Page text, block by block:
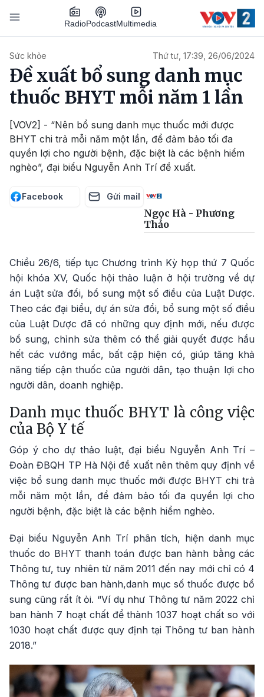
Nhảy đến nội dung
RadioPodcastMultimedia
Sức khỏe Thứ tư, 17:39, 26/06/2024
Đề xuất bổ sung danh mục
thuốc BHYT mỗi năm 1 lần
[VOV2] - “Nên bổ sung danh mục thuốc mới được
BHYT chi trả mỗi năm một lần, để đảm bảo tối đa
quyền lợi cho người bệnh, đặc biệt là các bệnh hiểm
nghèo”, đại biểu Nguyễn Anh Trí đề xuất.
Facebook Gửi mail
Ngọc Hà - Phương
Thảo
Chiều 26/6, tiếp tục Chương trình Kỳ họp thứ 7 Quốc
hội khóa XV, Quốc hội thảo luận ở hội trường về dự
án Luật sửa đổi, bổ sung một số điều của Luật Dược.
Theo các đại biểu, dự án sửa đổi, bổ sung một số điều
của Luật Dược đã có những quy định mới, nếu được
bổ sung, chỉnh sửa thêm có thể giải quyết được hầu
hết các vướng mắc, bất cập hiện có, giúp tăng khả
năng tiếp cận thuốc của người dân, tạo thuận lợi cho
người dân, doanh nghiệp.
Danh mục thuốc BHYT là công việc
của Bộ Y tế
Góp ý cho dự thảo luật, đại biểu Nguyễn Anh Trí –
Đoàn ĐBQH TP Hà Nội đề xuất nên thêm quy định về
việc bổ sung danh mục thuốc mới được BHYT chi trả
mỗi năm một lần, để đảm bảo tối đa quyền lợi cho
người bệnh, đặc biệt là các bệnh hiểm nghèo.
Đại biểu Nguyễn Anh Trí phân tích, hiện danh mục
thuốc do BHYT thanh toán được ban hành bằng các
Thông tư, tuy nhiên từ năm 2011 đến nay mới chỉ có 4
Thông tư được ban hành,danh mục số thuốc được bổ
sung cũng rất ít ỏi. “Ví dụ như Thông tư năm 2022 chỉ
ban hành 7 hoạt chất để thành 1037 hoạt chất so với
1030 hoạt chất được quy định tại Thông tư ban hành
2018.”